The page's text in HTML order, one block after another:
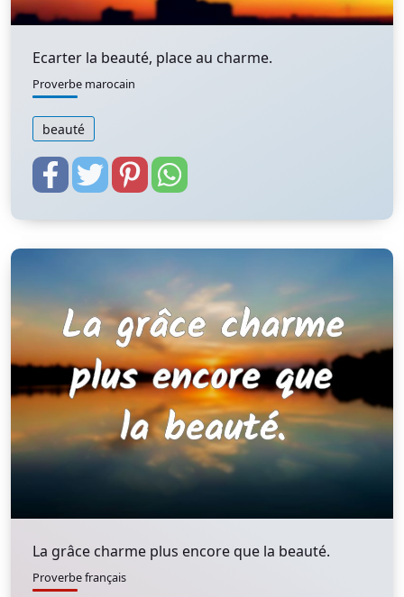
Ecarter la beauté, place au charme.
Proverbe marocain
beauté
La grâce charme plus encore que la beauté.
Proverbe français